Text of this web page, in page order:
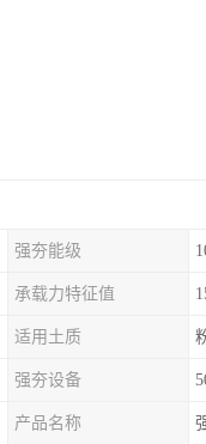
强夯能级
承载力特征值
适用土质
强夯设备
产品名称